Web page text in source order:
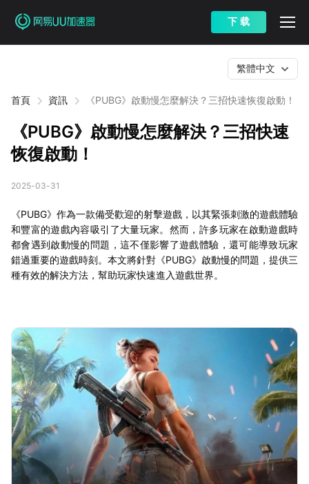
下 载
首頁 資訊 《PUBG》啟動慢怎麼解決？三招快速恢復啟動！
繁體中文
《PUBG》啟動慢怎麼解決？三招快速
恢復啟動！
2025-03-31
《PUBG》作為一款備受歡迎的射擊遊戲，以其緊張刺激的遊戲體驗
和豐富的遊戲內容吸引了大量玩家。然而，許多玩家在啟動遊戲時
都會遇到啟動慢的問題，這不僅影響了遊戲體驗，還可能導致玩家
錯過重要的遊戲時刻。本文將針對《PUBG》啟動慢的問題，提供三
種有效的解決方法，幫助玩家快速進入遊戲世界。